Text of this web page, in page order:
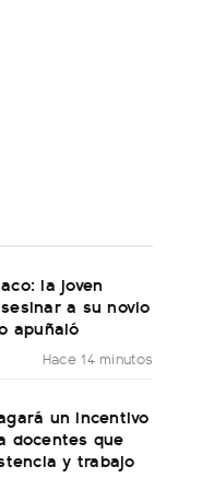
la joven
a su novio
apuñaló
Hace 14 minutos
un incentivo
docentes que
y trabajo